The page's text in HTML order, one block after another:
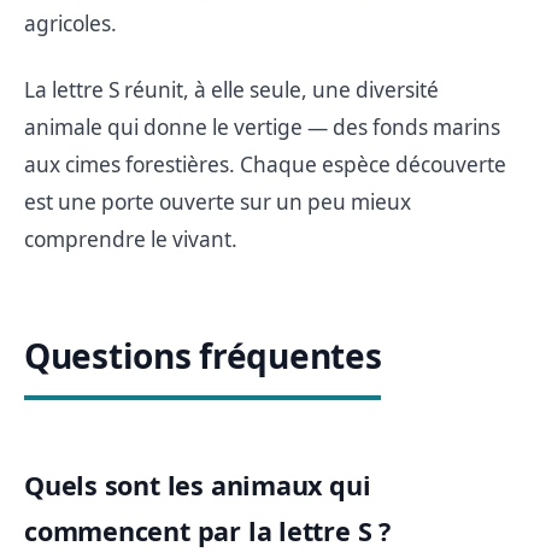
agricoles.
La lettre S réunit, à elle seule, une diversité
animale qui donne le vertige — des fonds marins
aux cimes forestières. Chaque espèce découverte
est une porte ouverte sur un peu mieux
comprendre le vivant.
Questions fréquentes
Quels sont les animaux qui
commencent par la lettre S ?